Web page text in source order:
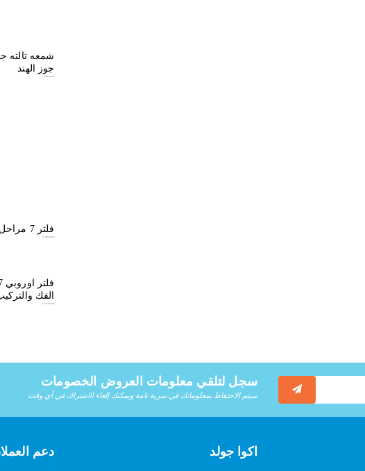
شمعه تالته
جوز الهند
13/04/2026
فلتر 7 مراحل اوربى جولدن بلو
13/04/2026
الفك
13/04/2026
سجل لتلقي معلومات العروض الخصومات
سيتم الاحتفاظ بمعلوماتك في سرية تامة ويمكنك إلغاء الاشتراك في أي وقت
دعم اكوا جولد